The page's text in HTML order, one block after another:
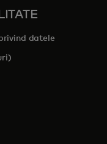
datele